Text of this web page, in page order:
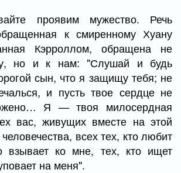
проявим мужество. Речь
к смиренному Хуану
Кэрроллом, обращена не
но и к нам: "Слушай и будь
сын, что я защищу тебя; не
и пусть твое сердце не
Я — твоя милосердная
вас, живущих вместе на этой
всех тех, кто любит
взывает ко мне, тех, кто ищет
на меня".